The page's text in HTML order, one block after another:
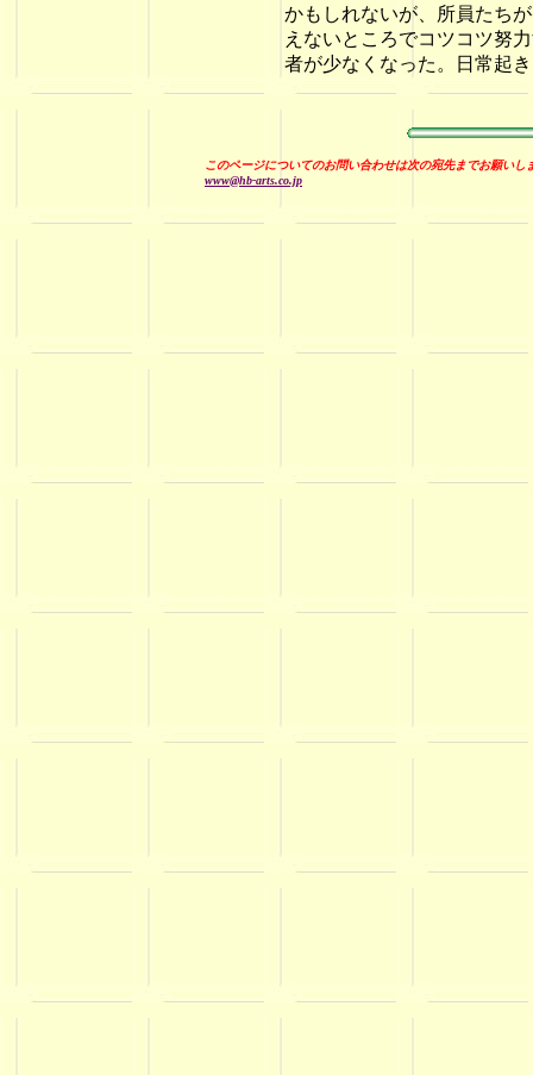
かもしれないが、所員たち
えないところでコツコツ努
者が少なくなった。日常起
このページについてのお問い合わせは次の宛先までお願い
www@hb-arts.co.jp